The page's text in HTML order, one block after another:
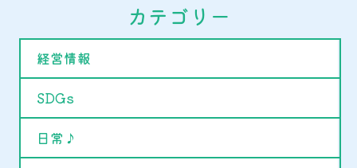
カテゴリー
経営情報
SDGs
日常♪